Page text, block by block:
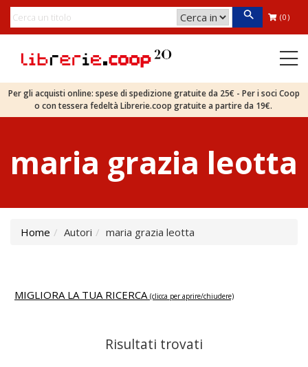
(0)
Per gli acquisti online: spese di spedizione gratuite da 25€ - Per i soci Coop
o con tessera fedeltà Librerie.coop gratuite a partire da 19€.
maria grazia leotta
Home Autori maria grazia leotta
MIGLIORA LA TUA RICERCA (clicca per aprire/chiudere)
Risultati trovati